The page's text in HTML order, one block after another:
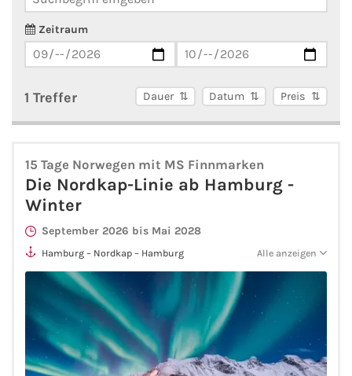
AIDA Südostasien
Mein Schiff Karibik
Mein Schiff Kanaren
Mein Schiff Norwegen
Mein Schiff Mittelmeer
Mein Schiff Westeuropa
Zeitraum
1 Treffer Dauer Datum Preis
15 Tage Norwegen mit MS Finnmarken
Die Nordkap-Linie ab Hamburg -
Winter
September 2026 bis Mai 2028
Hamburg – Nordkap – Hamburg Alle anzeigen